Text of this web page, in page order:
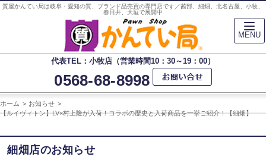
質屋かんてい局は岐阜・愛知の質、ブランド品売買の専門店です／茜部、細畑、北名古屋、小牧、
春日井、大垣で展開中
代表TEL：小牧店（営業時間10：30～19：00）
0568-68-8998
ホーム
お知らせ
【ルイヴィトン】LV×村上隆が入荷！コラボの歴史と入荷商品を一挙ご紹介！【細畑】
細畑店のお知らせ
MENU